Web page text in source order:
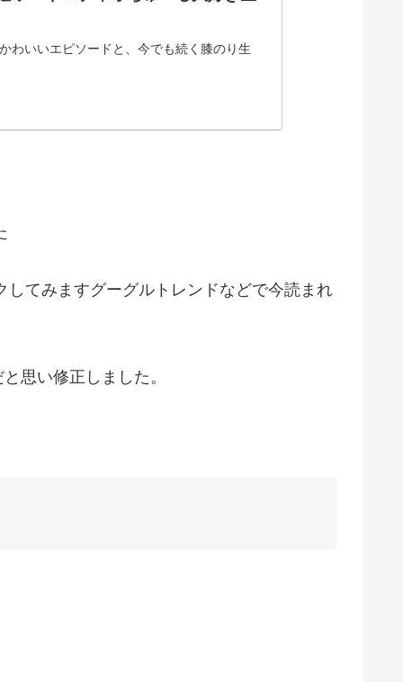
わいいエピソードと、今でも続く膝のり生
してみますグーグルトレンドなどで今読まれ
思い修正しました。